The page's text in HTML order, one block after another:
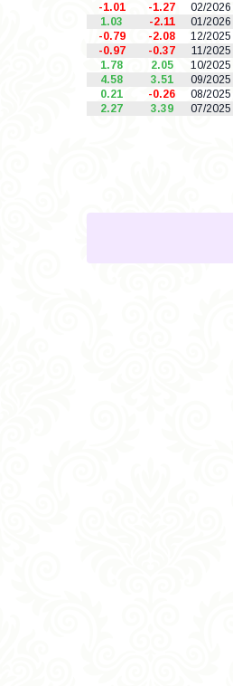
02/2026
-1.27
-1.01
01/2026
-2.11
1.03
12/2025
-2.08
-0.79
11/2025
-0.37
-0.97
10/2025
2.05
1.78
09/2025
3.51
4.58
08/2025
-0.26
0.21
07/2025
3.39
2.27